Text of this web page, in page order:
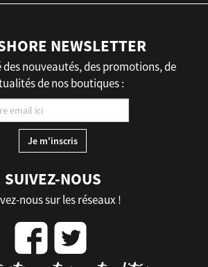
NEWSLETTER
des nouveautés, des promotions, de
de nos boutiques :
SUIVEZ-NOUS
nous sur les réseaux !